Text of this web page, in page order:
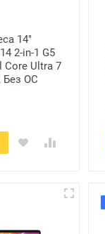
14"
2-in-1 G5
Core Ultra 7
Без ОС